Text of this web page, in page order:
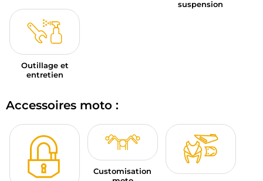
suspension
Outillage et
entretien
Accessoires moto :
Customisation